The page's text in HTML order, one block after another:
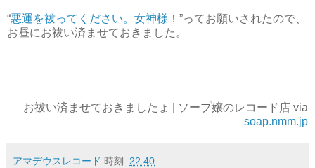
“悪運を祓ってください。女神様！ ”ってお願いされたので、
お昼にお祓い済ませておきました。
お祓い済ませておきましたょ | ソープ嬢のレコード店 via
soap.nmm.jp
アマデウスレコード 時刻: 22:40